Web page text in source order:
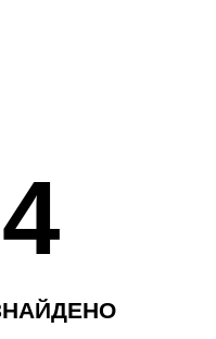
НАЙДЕНО